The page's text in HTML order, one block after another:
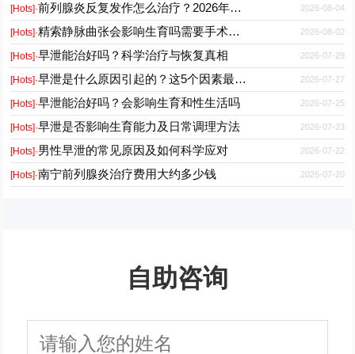
[Hots]·前列腺炎反复发作怎么治疗？2026年科学用药与日常护理指南 2026-08-04
[Hots]·精索静脉曲张会影响生育吗需要手术吗能自愈吗 2026-08-02
[Hots]·早泄能治好吗？科学治疗与恢复真相 2026-07-29
[Hots]·早泄是什么原因引起的？这5个因素最常见 2026-07-27
[Hots]·早泄能治好吗？会影响生育和性生活吗 2026-07-25
[Hots]·早泄是否影响生育能力及日常调理方法 2026-07-23
[Hots]·男性早泄的常见原因及如何科学应对 2026-07-22
[Hots]·南宁前列腺炎治疗费用大约多少钱 2026-07-20
自助咨询